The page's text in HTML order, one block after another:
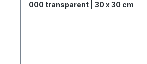
000 transparent 30 x 30 cm